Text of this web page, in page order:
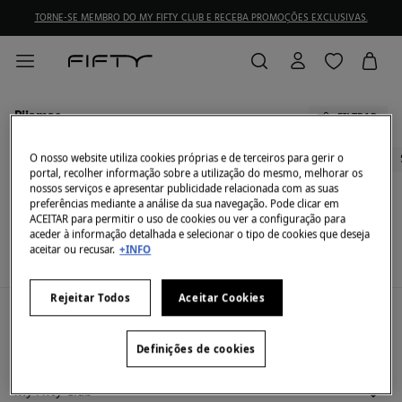
TORNE-SE MEMBRO DO MY FIFTY CLUB E RECEBA PROMOÇÕES EXCLUSIVAS.
Pijamas FILTRAR
Todos Vestidos Camisas T-Shirts Calças Acessórios Camisolas
Neste momento não temos artigos em stock da
categoria selecionada.
Mas não se preocupe, temos imensos artigos que
Direções de envio
My Fifty Club
O nosso website utiliza cookies próprias e de terceiros para gerir o
portal, recolher informação sobre a utilização do mesmo, melhorar os
nossos serviços e apresentar publicidade relacionada com as suas
preferências mediante a análise da sua navegação. Pode clicar em
ACEITAR para permitir o uso de cookies ou ver a configuração para
aceder à informação detalhada e selecionar o tipo de cookies que deseja
aceitar ou recusar. +INFO
Rejeitar Todos Aceitar Cookies
Definições de cookies